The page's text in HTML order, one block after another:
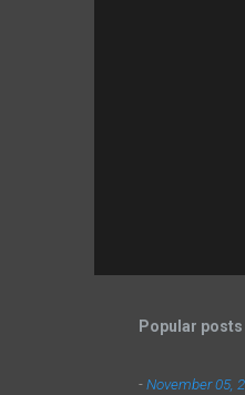
Popular
-November 05,